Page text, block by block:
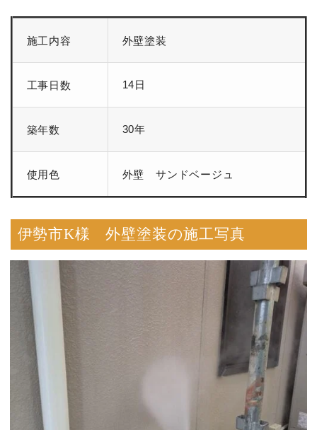
施工内容 外壁塗装
工事日数 14日
築年数 30年
使用色 外壁 サンドベージュ
伊勢市K様 外壁塗装の施工写真